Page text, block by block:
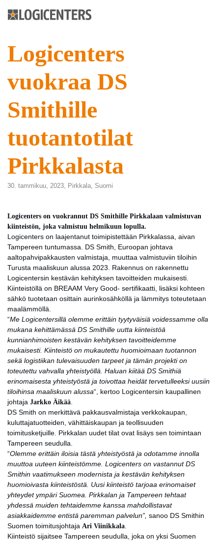
Logicenters
vuokraa DS
Smithille
tuotantotilat
Pirkkalasta
30. tammikuu, 2023, Pirkkala, Suomi
Logicenters on vuokrannut DS Smithille Pirkkalaan valmistuvan
kiinteistön, joka valmistuu helmikuun lopulla.
Logicenters on laajentanut toimipistettään Pirkkalassa, aivan
Tampereen tuntumassa. DS Smith, Euroopan johtava
aaltopahvipakkausten valmistaja, muuttaa valmistuviin tiloihin
Turusta maaliskuun alussa 2023. Rakennus on rakennettu
Logicentersin kestävän kehityksen tavoitteiden mukaisesti.
Kiinteistöllä on BREAAM Very Good- sertifikaatti, lisäksi kohteen
sähkö tuotetaan osittain aurinkosähköllä ja lämmitys toteutetaan
maalämmöllä.
“Me Logicentersillä olemme erittäin tyytyväisiä voidessamme olla
mukana kehittämässä DS Smithille uutta kiinteistöä
kunnianhimoisten kestävän kehityksen tavoitteidemme
mukaisesti. Kiinteistö on mukautettu huomioimaan tuotannon
sekä logistiikan tulevaisuuden tarpeet ja tämän projekti on
toteutettu vahvalla yhteistyöllä. Haluan kiitää DS Smithiä
erinomaisesta yhteistyöstä ja toivottaa heidät tervetulleeksi uusiin
tiloihinsa maaliskuun alussa“, kertoo Logicentersin kaupallinen
johtaja Jarkko Äikää
DS Smith on merkittävä pakkausvalmistaja verkkokaupan,
kuluttajatuotteiden, vähittäiskaupan ja teollisuuden
toimitusketjuille. Pirkkalan uudet tilat ovat lisäys sen toimintaan
Tampereen seudulla.
“Olemme erittäin iloisia tästä yhteistyöstä ja odotamme innolla
muuttoa uuteen kiinteistömme. Logicenters on vastannut DS
Smithin vaatimukseen modernista ja kestävän kehityksen
huomioivasta kiinteistöstä. Uusi kiinteistö tarjoaa erinomaiset
yhteydet ympäri Suomea. Pirkkalan ja Tampereen tehtaat
yhdessä muiden tehtaidemme kanssa mahdollistavat
asiakkaidemme entistä paremman palvelun”, sanoo DS Smithin
Suomen toimitusjohtaja Ari Viinikkala
Kiinteistö sijaitsee Tampereen seudulla, joka on yksi Suomen